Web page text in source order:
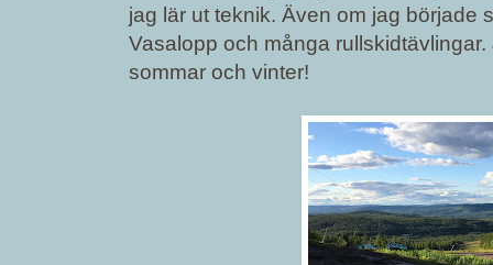
jag lär ut teknik. Även om jag började
Vasalopp och många
sommar och vinter!